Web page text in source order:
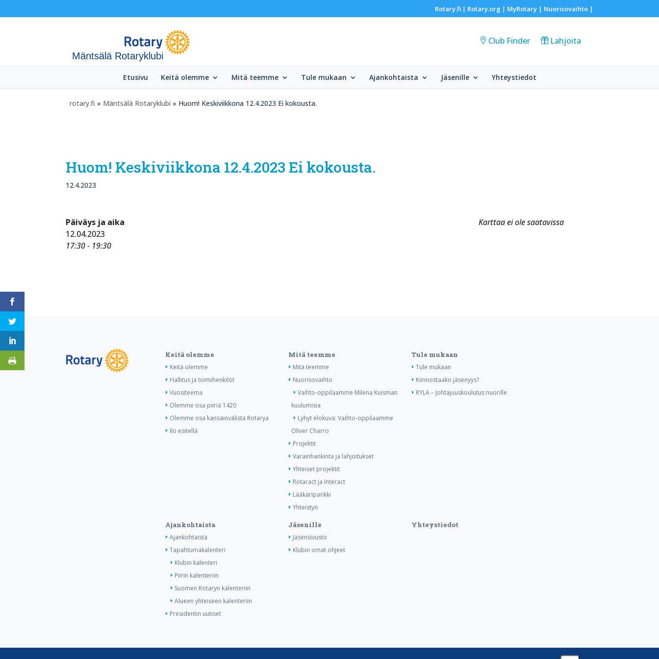
Rotary.fi| Rotary.org | MyRotary | Nuorisovaihto|
Mäntsälä Rotaryklubi
Club Finder Lahjoita
Etusivu Keitä olemme Mitä teemme Tule mukaan Ajankohtaista Jäsenille Yhteystiedot
rotary.fi » Mäntsälä Rotaryklubi » Huom! Keskiviikkona 12.4.2023 Ei kokousta.
Huom! Keskiviikkona 12.4.2023 Ei kokousta.
12.4.2023
Karttaa ei ole saatavissa
Päiväys ja aika
12.04.2023
17:30 - 19:30
Keitä olemme
Keitä olemme
Hallitus ja toimihenkilöt
Vuositeema
Olemme osa piiriä 1420
Olemme osa kansainvälistä Rotarya
Ilo esitellä
Mitä teemme
Mitä teemme
Nuorisovaihto
Vaihto-oppilaamme Milena Kuisman
kuulumisia
Lyhyt elokuva: Vaihto-oppilaamme
Oliver Charro
Projektit
Varainhankinta ja lahjoitukset
Yhteiset projektit
Rotaract ja Interact
Lääkäripankki
Yhteistyö
Tule mukaan
Tule mukaan
Kiinnostaako jäsenyys?
RYLA – Johtajuuskoulutus nuorille
Ajankohtaista
Ajankohtaista
Tapahtumakalenteri
Klubin kalenteri
Piirin kalenteriin
Suomen Rotaryn kalenteriin
Alueen yhteiseen kalenteriin
Presidentin uutiset
Jäsenille
Jäsensivusto
Klubin omat ohjeet
Yhteystiedot